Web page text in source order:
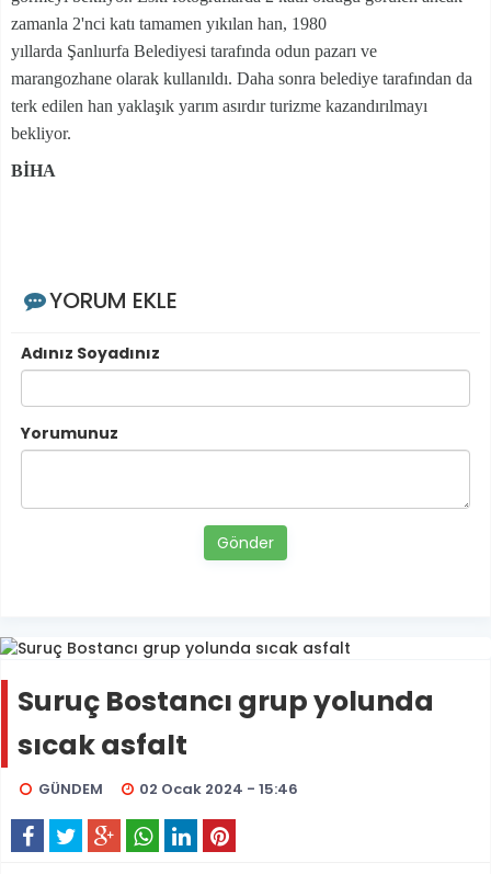
zamanla 2'nci katı tamamen yıkılan han, 1980
yıllarda Şanlıurfa Belediyesi tarafında odun pazarı ve
marangozhane olarak kullanıldı. Daha sonra belediye tarafından da
terk edilen han yaklaşık yarım asırdır turizme kazandırılmayı
bekliyor.
BİHA
YORUM EKLE
Adınız Soyadınız
Yorumunuz
Gönder
Suruç Bostancı grup yolunda
sıcak asfalt
GÜNDEM 02 Ocak 2024 - 15:46